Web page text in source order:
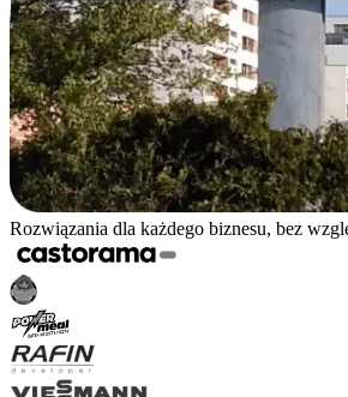
Rozwiązania dla każdego biznesu, bez